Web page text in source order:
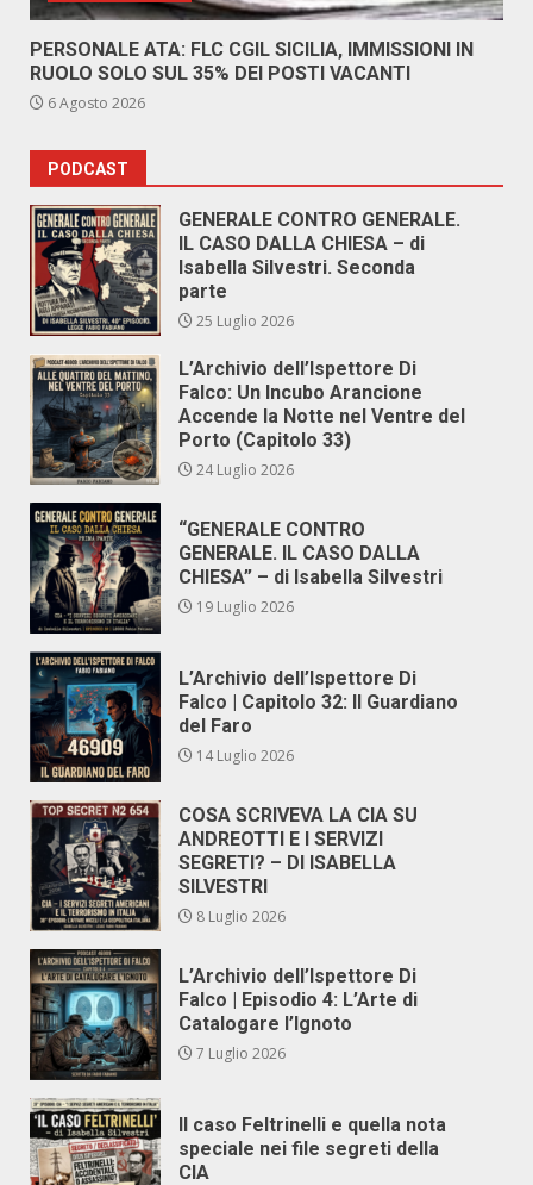
PERSONALE ATA: FLC CGIL SICILIA, IMMISSIONI IN
RUOLO SOLO SUL 35% DEI POSTI VACANTI
6 Agosto 2026
PODCAST
GENERALE CONTRO GENERALE.
IL CASO DALLA CHIESA – di
Isabella Silvestri. Seconda
parte
25 Luglio 2026
L’Archivio dell’Ispettore Di
Falco: Un Incubo Arancione
Accende la Notte nel Ventre del
Porto (Capitolo 33)
24 Luglio 2026
“GENERALE CONTRO
GENERALE. IL CASO DALLA
CHIESA” – di Isabella Silvestri
19 Luglio 2026
L’Archivio dell’Ispettore Di
Falco | Capitolo 32: Il Guardiano
del Faro
14 Luglio 2026
COSA SCRIVEVA LA CIA SU
ANDREOTTI E I SERVIZI
SEGRETI? – DI ISABELLA
SILVESTRI
8 Luglio 2026
L’Archivio dell’Ispettore Di
Falco | Episodio 4: L’Arte di
Catalogare l’Ignoto
7 Luglio 2026
Il caso Feltrinelli e quella nota
speciale nei file segreti della
CIA